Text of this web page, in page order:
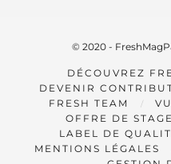
© 2020 -
DÉCOUVREZ
DEVENIR
FRESH TEAM
OFFRE DE STAGE
LABEL DE
MENTIONS LÉGALES